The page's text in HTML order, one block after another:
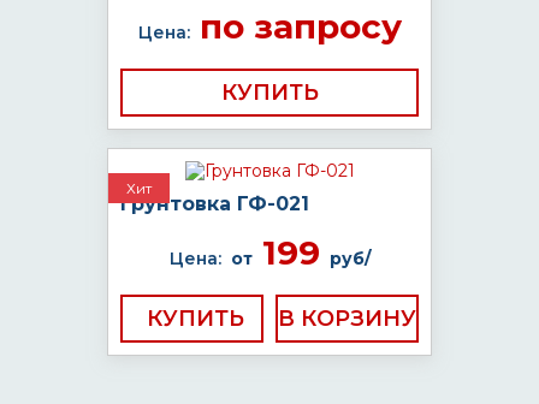
Цена:по запросу
КУПИТЬ
Хит
Грунтовка ГФ-021
Цена: от199 руб/
КУПИТЬ